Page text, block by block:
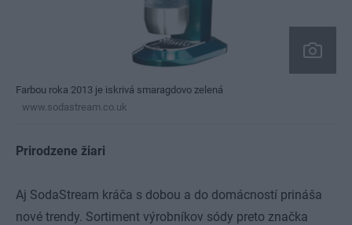
Farbou roka 2013 je iskrivá smaragdovo zelená
www.sodastream.co.uk
Prirodzene žiari
Aj SodaStream kráča s dobou a do domácností prináša
nové trendy. Sortiment výrobníkov sódy preto značka